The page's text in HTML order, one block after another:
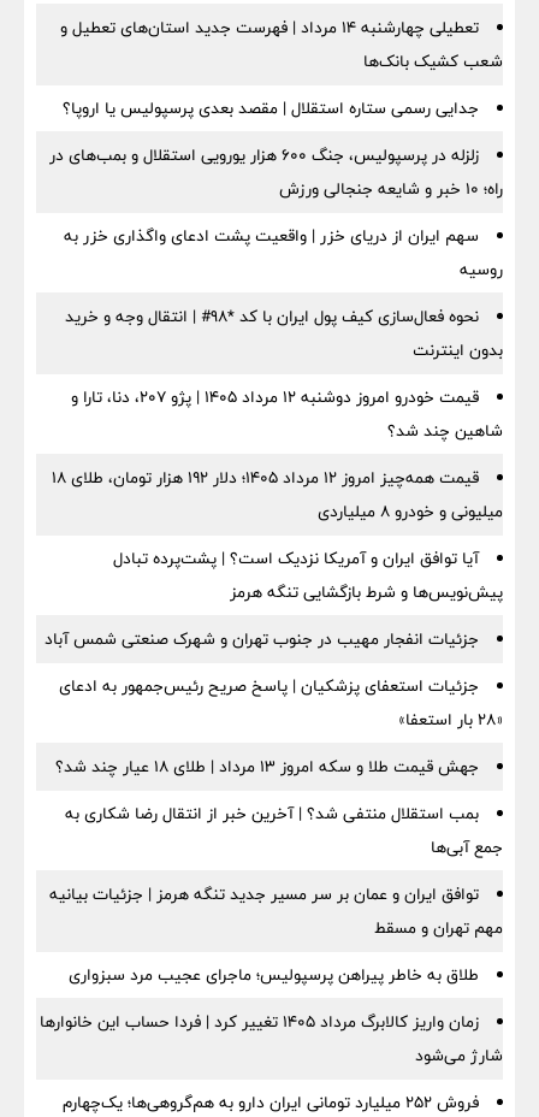
تعطیلی چهارشنبه ۱۴ مرداد | فهرست جدید استان‌های تعطیل و
شعب کشیک بانک‌ها
جدایی رسمی ستاره استقلال | مقصد بعدی پرسپولیس یا اروپا؟
زلزله در پرسپولیس، جنگ ۶۰۰ هزار یورویی استقلال و بمب‌های در
راه؛ ۱۰ خبر و شایعه جنجالی ورزش
سهم ایران از دریای خزر | واقعیت پشت ادعای واگذاری خزر به
روسیه
نحوه فعال‌سازی کیف پول ایران با کد *98# | انتقال وجه و خرید
بدون اینترنت
قیمت خودرو امروز دوشنبه ۱۲ مرداد ۱۴۰۵ | پژو ۲۰۷، دنا، تارا و
شاهین چند شد؟
قیمت همه‌چیز امروز ۱۲ مرداد ۱۴۰۵؛ دلار ۱۹۲ هزار تومان، طلای ۱۸
میلیونی و خودرو ۸ میلیاردی
آیا توافق ایران و آمریکا نزدیک است؟ | پشت‌پرده تبادل
پیش‌نویس‌ها و شرط بازگشایی تنگه هرمز
جزئیات انفجار مهیب در جنوب تهران و شهرک صنعتی شمس آباد
جزئیات استعفای پزشکیان | پاسخ صریح رئیس‌جمهور به ادعای
«۲۸ بار استعفا»
جهش قیمت طلا و سکه امروز ۱۳ مرداد | طلای ۱۸ عیار چند شد؟
بمب استقلال منتفی شد؟ | آخرین خبر از انتقال رضا شکاری به
جمع آبی‌ها
توافق ایران و عمان بر سر مسیر جدید تنگه هرمز | جزئیات بیانیه
مهم تهران و مسقط
طلاق به خاطر پیراهن پرسپولیس؛ ماجرای عجیب مرد سبزواری
زمان واریز کالابرگ مرداد ۱۴۰۵ تغییر کرد | فردا حساب این خانوارها
شارژ می‌شود
فروش ۲۵۲ میلیارد تومانی ایران دارو به هم‌گروهی‌ها؛ یک‌چهارم